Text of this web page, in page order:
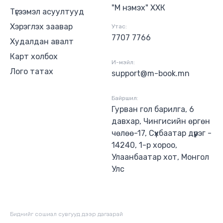
Түгээмэл асуултууд
Хэрэглэх заавар
Худалдан авалт
Карт холбох
Лого татах
"М нэмэх" ХХК
Утас:
7707 7766
И-мэйл:
support@m-book.mn
Байршил:
Гурван гол барилга, 6
давхар, Чингисийн өргөн
чөлөө-17, Сүхбаатар дүүрэг -
14240, 1-р хороо,
Улаанбаатар хот, Монгол
Улс
Биднийг сошиал сувгууд дээр дагаaрай